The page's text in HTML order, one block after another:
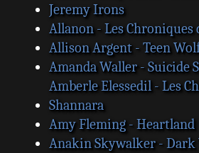
Jeremy Irons
Allanon - Les Chroniques
Allison Argent - Teen
Amanda Waller - Suicide
Amberle Elessedil - Les
Shannara
Amy Fleming - Heartland
Anakin Skywalker - Dark